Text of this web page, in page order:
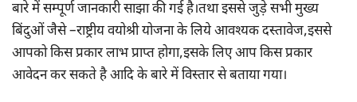
बारे में सम्पूर्ण जानकारी साझा की गई है।तथा इससे जुड़े सभी मुख्य
बिंदुओं जैसे –राष्ट्रीय वयोश्री योजना के लिये आवश्यक दस्तावेज,इससे
आपको किस प्रकार लाभ प्राप्त होगा,इसके लिए आप किस प्रकार
आवेदन कर सकते है आदि के बारे में विस्तार से बताया गया।